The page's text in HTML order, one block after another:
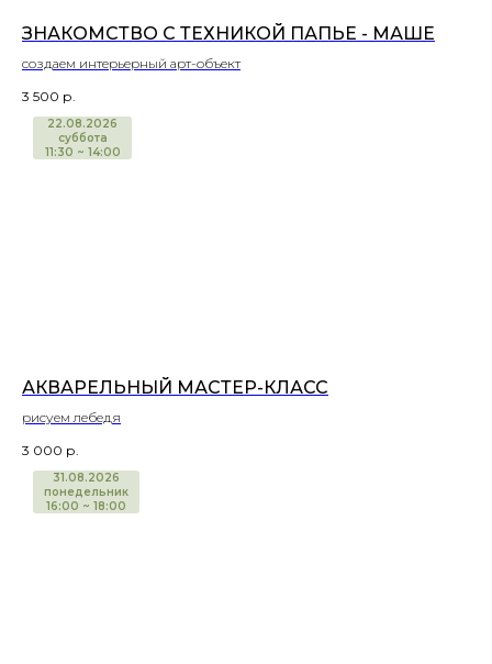
ЗНАКОМСТВО С ТЕХНИКОЙ ПАПЬЕ - МАШЕ
создаем интерьерный арт-объект
3 500 р.
22.08.2026
суббота
11:30 ~ 14:00
АКВАРЕЛЬНЫЙ МАСТЕР-КЛАСС
рисуем лебедя
3 000 р.
31.08.2026
понедельник
16:00 ~ 18:00